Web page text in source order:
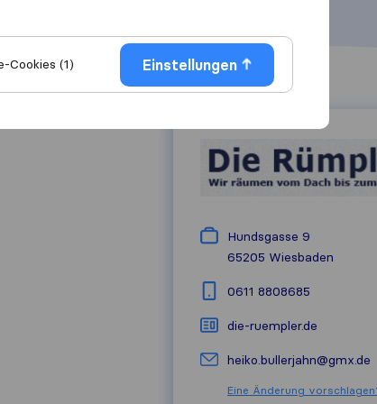
Hundsgasse 9
65205 Wiesbaden
0611 8808685
die-ruempler.de
heiko.bullerjahn@gmx.de
Eine Änderung
Cookies (1) Einstellungen